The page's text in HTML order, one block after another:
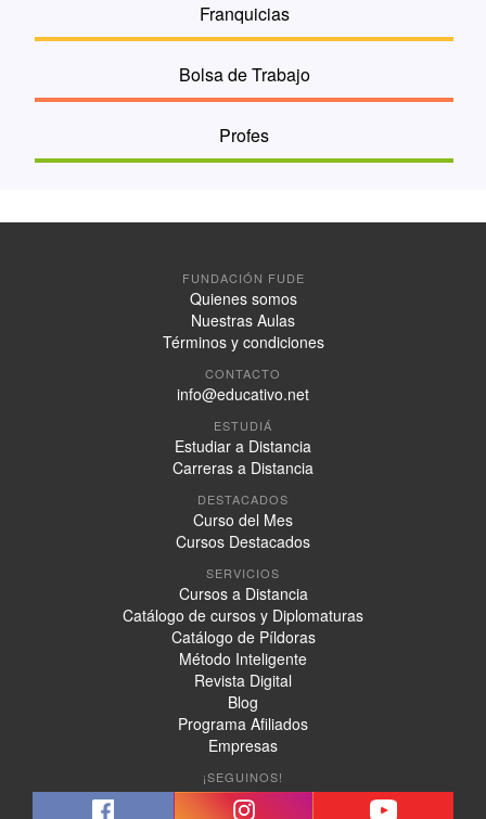
Franquicias
Bolsa de Trabajo
Profes
FUNDACIÓN FUDE
Quienes somos
Nuestras Aulas
Términos y condiciones
CONTACTO
info@educativo.net
ESTUDIÁ
Estudiar a Distancia
Carreras a Distancia
DESTACADOS
Curso del Mes
Cursos Destacados
SERVICIOS
Cursos a Distancia
Catálogo de cursos y Diplomaturas
Catálogo de Píldoras
Método Inteligente
Revista Digital
Blog
Programa Afiliados
Empresas
¡SEGUINOS!